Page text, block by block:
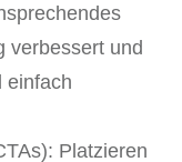
verbessert und
einfach
Platzieren